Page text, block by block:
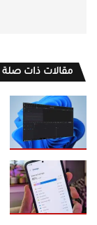
مقالات ذات صلة